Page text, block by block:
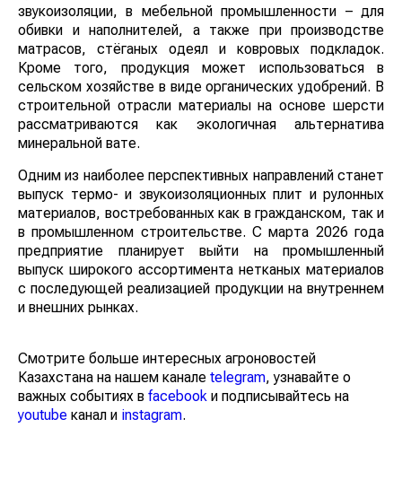
звукоизоляции, в мебельной промышленности – для
обивки и наполнителей, а также при производстве
матрасов, стёганых одеял и ковровых подкладок.
Кроме того, продукция может использоваться в
сельском хозяйстве в виде органических удобрений. В
строительной отрасли материалы на основе шерсти
рассматриваются как экологичная альтернатива
минеральной вате.
Одним из наиболее перспективных направлений станет
выпуск термо- и звукоизоляционных плит и рулонных
материалов, востребованных как в гражданском, так и
в промышленном строительстве. С марта 2026 года
предприятие планирует выйти на промышленный
выпуск широкого ассортимента нетканых материалов
с последующей реализацией продукции на внутреннем
и внешних рынках.
Смотрите больше интересных агроновостей
Казахстана на нашем канале telegram, узнавайте о
важных событиях в facebook и подписывайтесь на
youtube канал и instagram.